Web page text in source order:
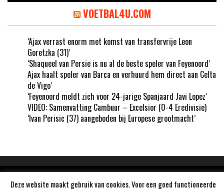
VOETBAL4U.COM
‘Ajax verrast enorm met komst van transfervrije Leon
Goretzka (31)’
‘Shaqueel van Persie is nu al de beste speler van Feyenoord’
Ajax haalt speler van Barca en verhuurd hem direct aan Celta
de Vigo’
‘Feyenoord meldt zich voor 24-jarige Spanjaard Javi Lopez’
VIDEO: Samenvatting Cambuur – Excelsior (0-4 Eredivisie)
‘Ivan Perisic (37) aangeboden bij Europese grootmacht’
Aangedreven doorWordPress
Deze website maakt gebruik van cookies. Voor een goed functioneerde